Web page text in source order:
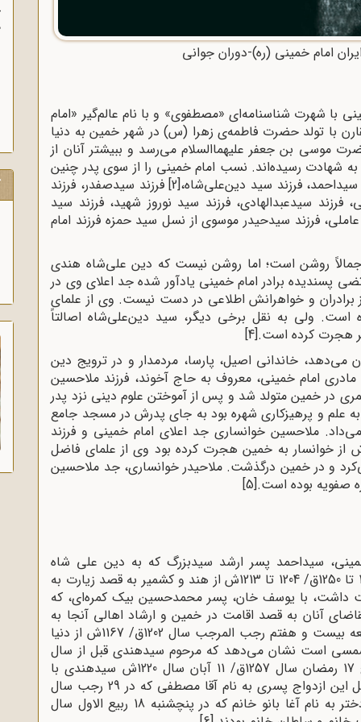
امام خمینی (ره)-دوران جوانی
با شهرت‌ شناسنامه‌ای‌ «مصطفوی‌» و با نام‌ عالم‌گیر «امام‌
بیستم‌ جمادی‌الثانی‌ 1320ق/ 1281ش‌ مقارن‌ با تولد حضرت‌ فاطمه‌ی‌ زهرا (س‌) در شهر خمین‌ به‌ دنیا
موسی بن جعفر علیهما‌السلام می‌رسد و ببیشتر آنان از
به شهادت رسیده‌اند. نسب امام خمینی را از سوی پدر چنین
سیداحمد، فرزند سید دین‌علی‌شاه،[2] فرزند سیدصفدر، فرزند
سیدعبدالهادی، فرزند سید نوروز شهید، فرزند سید
فرزند سیدحیدر موسوی از نسل سید حمزه فرزند امام
روشن است؛ اما روشن نیست که دین علی‌شاه هندی
پسندیده برادر امام خمینی یادآور شده جد اعلای وی در
برادران و خواهرانش اطلاعی در دست نیست. وی از علمای
است. ولی به نقل برخی دیگر، سید دین‌علی‌شاه اصالتاً
هجرت کرده است.[4]
می‌دهد، خاندانی اصیل، پارسا، مردمدار و در ترویج دین
امام خمینی، معروف به حاج آخوند، فرزند ملاحسین
در خمین متولد شد و پس از آموختن علوم دینی نزد پدر
به علم و پرهیزکاری شهره بود به جای پدرش در مسجد جامع
ملاحسین خوانساری جد اعلای امام خمینی و فرزند
اسماعیل است که در سال 1210ق / 1174ش از خوانسار به خمین هجرت کرده بود وی از علمای فاضل
و در خمین درگذشت. ملاحیدر خوانساری، جد ملاحسین
صفویه بوده است.[5]
سیداحمد پسر ارشد سیدبزرگ که به دین علی شاه
کشمیری ملقب شده است، در فاصله سال‌های 1240 تا 1250ق/ 1204 تا 1213ش از هند و کشمیر به قصد زیارت به
داشت، با یوسف خان، پسر محمدحسین بیک کمره‌ای، که
آنان به قصد اقامت در خمین و ارشاد اهالی آنجا به
سوی آن شهر حرکت کرد. یوسف خان در شب جمعه بیست و هفتم رجب المرجب سال 1202ق/ 1167ش از دنیا
است نشان می‌دهد که مرحوم سیدهندی قبل از سال
1240 هجری قمری به خمین آمده است. در تاریخ 17 رمضان سال 1257ق/ 11 آبان سال 1220ش سیدهندی با
سکینه خانم، خواهر یوسف خان ازدواج کرد. حاصل این ازدواج پسری به نام آقا مصطفی که در 29 رجب سال
1278ق/ 10 بهمن سال 1240ش به دنیا آمد و سه دختر به نام آغا بانو خانم که در پنچشنبه 18 ربیع الاول سال